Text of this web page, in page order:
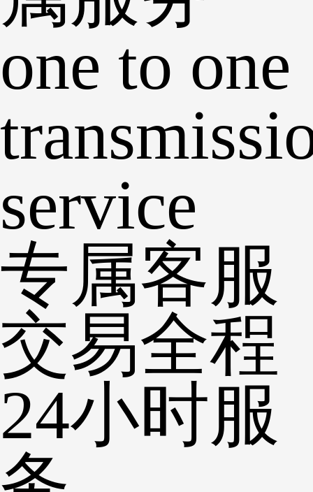
one to one
service
专属客服
交易全程
24小时服